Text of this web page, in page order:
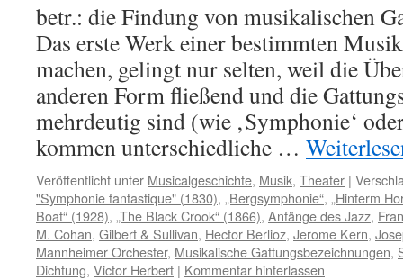
betr.: die Findung von musikalischen
Das erste Werk einer bestimmten
machen, gelingt nur selten, weil die
anderen Form fließend und die
mehrdeutig sind (wie ‚Symphonie‘
kommen unterschiedliche …
Veröffentlicht unter Musicalgeschichte, Musik, Theater |
"Symphonie fantastique" (1830), „Bergsymphonie“, „Hinterm
Boat“ (1928), „The Black Crook“ (1866), Anfänge des Jazz,
M. Cohan, Gilbert & Sullivan, Hector Berlioz, Jerome Kern,
Mannheimer Orchester, Musikalische Gattungsbezeichnungen,
Dichtung, Victor Herbert | Kommentar hinterlassen